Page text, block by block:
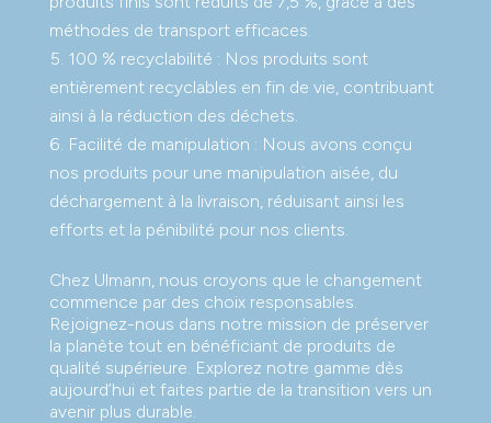
méthodes de transport efficaces.
100 % recyclabilité : Nos produits sont
entièrement recyclables en fin de vie, contribuant
ainsi à la réduction des déchets.
Facilité de manipulation : Nous avons conçu
nos produits pour une manipulation aisée, du
déchargement à la livraison, réduisant ainsi les
efforts et la pénibilité pour nos clients.
Chez Ulmann, nous croyons que le changement
commence par des choix responsables.
Rejoignez-nous dans notre mission de préserver
la planète tout en bénéficiant de produits de
qualité supérieure. Explorez notre gamme dès
aujourd’hui et faites partie de la transition vers un
avenir plus durable.